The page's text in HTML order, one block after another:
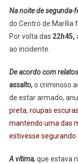
Na noite de segunda-
do Centro de Marília
Por volta das 22h45,
ao incidente.
De acordo com
assalto, o criminoso
de estar armado,
preta, roupas
mantendo uma das
estivesse segurando
A vítima, que estava